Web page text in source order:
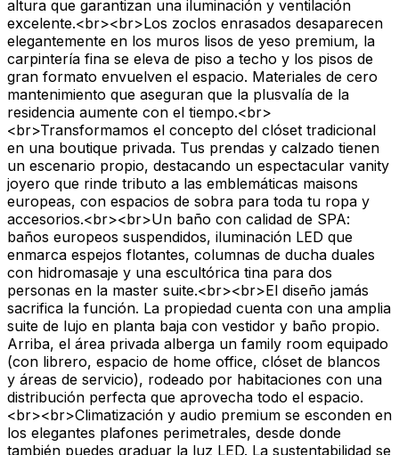
altura que garantizan una iluminación y ventilación
excelente.<br><br>Los zoclos enrasados desaparecen
elegantemente en los muros lisos de yeso premium, la
carpintería fina se eleva de piso a techo y los pisos de
gran formato envuelven el espacio. Materiales de cero
mantenimiento que aseguran que la plusvalía de la
residencia aumente con el tiempo.<br>
<br>Transformamos el concepto del clóset tradicional
en una boutique privada. Tus prendas y calzado tienen
un escenario propio, destacando un espectacular vanity
joyero que rinde tributo a las emblemáticas maisons
europeas, con espacios de sobra para toda tu ropa y
accesorios.<br><br>Un baño con calidad de SPA:
baños europeos suspendidos, iluminación LED que
enmarca espejos flotantes, columnas de ducha duales
con hidromasaje y una escultórica tina para dos
personas en la master suite.<br><br>El diseño jamás
sacrifica la función. La propiedad cuenta con una amplia
suite de lujo en planta baja con vestidor y baño propio.
Arriba, el área privada alberga un family room equipado
(con librero, espacio de home office, clóset de blancos
y áreas de servicio), rodeado por habitaciones con una
distribución perfecta que aprovecha todo el espacio.
<br><br>Climatización y audio premium se esconden en
los elegantes plafones perimetrales, desde donde
también puedes graduar la luz LED. La sustentabilidad se